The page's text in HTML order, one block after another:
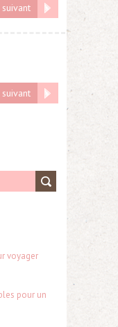
voyager
pour un